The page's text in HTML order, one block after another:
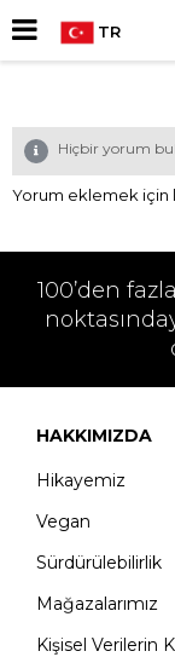
TR
Hiçbir yorum
Yorum eklemek için
100’den
HAKKIMIZDA
Hikayemiz
Vegan
Sürdürülebilirlik
Mağazalarımız
Kişisel Verilerin